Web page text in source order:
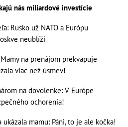
nás miliardové investície
Rusko už NATO a Európu
neublíži
na prenájom prekvapuje
viac než úsmev!
na dovolenke: V Európe
ochorenia!
mamu: Páni, to je ale kočka!